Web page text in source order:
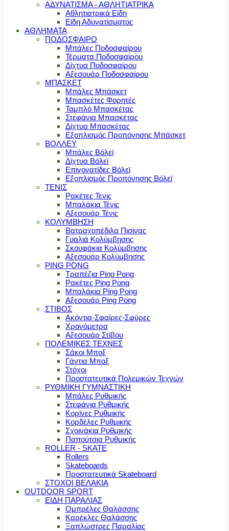
ΑΔΥΝΑΤΙΣΜΑ - ΑΘΛΗΤΙΑΤΡΙΚΑ
Αθλητιατρικά Είδη
Είδη Αδυνατίσματος
ΑΘΛΗΜΑΤΑ
ΠΟΔΟΣΦΑΙΡΟ
Μπάλες Ποδοσφαίρου
Τέρματα Ποδοσφαίρου
Δίχτυα Ποδοσφαίρου
Αξεσουάρ Ποδοσφαίρου
ΜΠΑΣΚΕΤ
Μπάλες Μπάσκετ
Μπασκέτες Φορητές
Ταμπλό Μπασκέτας
Στεφάνια Μπασκέτας
Δίχτυα Μπασκέτας
Εξοπλισμός Προπόνησης Μπάσκετ
ΒΟΛΛΕΥ
Μπάλες Βόλεϊ
Δίχτυα Βόλεϊ
Επιγονατίδες Βόλεϊ
Εξοπλισμός Προπόνησης Βόλεϊ
ΤΕΝΙΣ
Ρακέτες Τενις
Μπαλάκια Τένις
Αξεσουάρ Τένις
ΚΟΛΥΜΒΗΣΗ
Βατραχοπέδιλα Πισίνας
Γυαλιά Κολύμβησης
Σκουφάκια Κολύμβησης
Αξεσουάρ Κολύμβησης
PING PONG
Τραπέζια Ping Pong
Ρακέτες Ping Pong
Μπαλάκια Ping Pong
Αξεσουάρ Ping Pong
ΣΤΙΒΟΣ
Ακόντια-Σφαίρες-Σφύρες
Χρονόμετρα
Αξεσουάρ Στίβου
ΠΟΛΕΜΙΚΕΣ ΤΕΧΝΕΣ
Σάκοι Μποξ
Γάντια Μποξ
Στόχοι
Προστατευτικά Πολεμικών Τεχνών
ΡΥΘΜΙΚΗ ΓΥΜΝΑΣΤΙΚΗ
Μπάλες Ρυθμικής
Στεφάνια Ρυθμικής
Κορίνες Ρυθμικής
Κορδέλες Ρυθμικής
Σχοινάκια Ρυθμικής
Παπούτσια Ρυθμικής
ROLLER - SKATE
Rollers
Skateboards
Προστατευτικά Skateboard
ΣΤΟΧΟΙ ΒΕΛΑΚΙΑ
OUTDOOR SPORT
ΕΙΔΗ ΠΑΡΑΛΙΑΣ
Ομπρέλες Θαλάσσης
Καρέκλες Θαλάσσης
Ξαπλώστρες Παραλίας